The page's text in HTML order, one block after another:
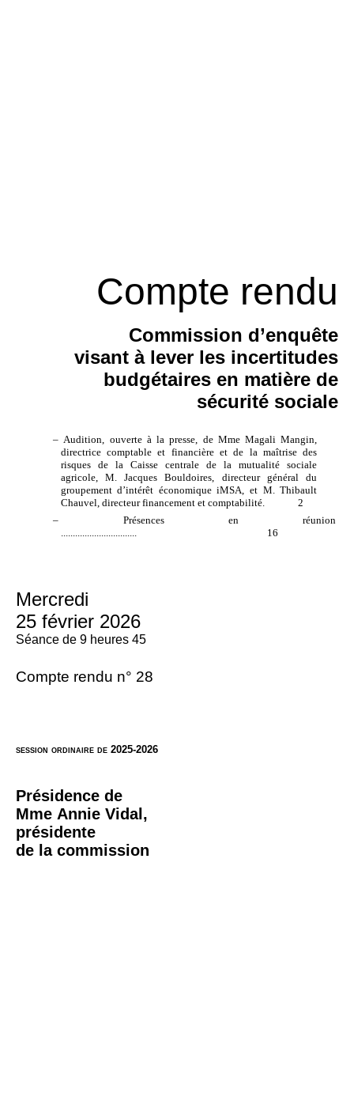
Compte rendu
Commission d’enquête
visant à lever les incertitudes
budgétaires en matière de
sécurité sociale
– Audition, ouverte à la presse, de Mme Magali Mangin,
directrice comptable et financière et de la maîtrise des
risques de la Caisse centrale de la mutualité sociale
agricole, M. Jacques Bouldoires, directeur général du
groupement d’intérêt économique iMSA, et M. Thibault
Chauvel, directeur financement et comptabilité. 2
– Présences en réunion
16
Mercredi
25 février 2026
Séance de 9 heures 45
Compte rendu n° 28
session ordinaire de 2025-2026
Présidence de
Mme Annie Vidal,
présidente
de la commission